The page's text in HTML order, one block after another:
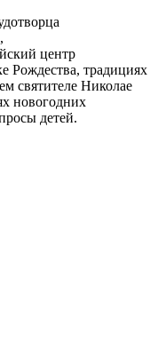
центр
Рождества, традициях
святителе Николае
новогодних
детей.